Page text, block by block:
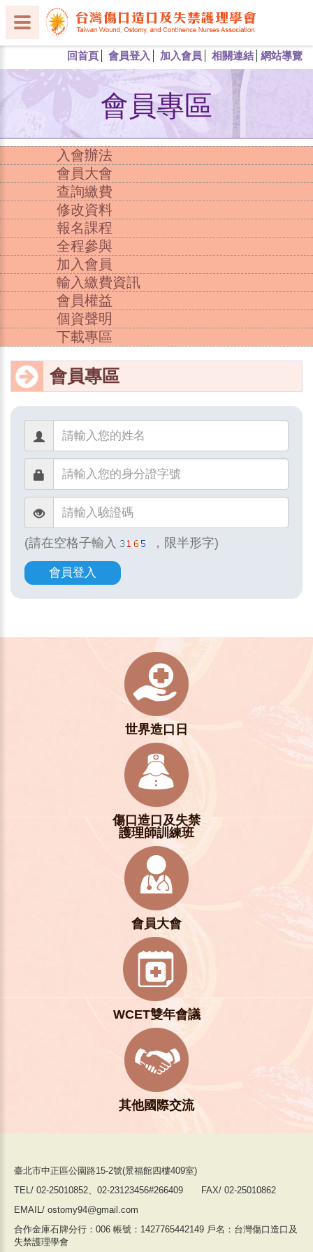
回首頁 會員登入 加入會員 相關連結 網站導覽
會員專區
入會辦法
會員大會
查詢繳費
修改資料
報名課程
全程參與
加入會員
輸入繳費資訊
會員權益
個資聲明
下載專區
會員專區
(請在空格子輸入 ，限半形字)
會員登入
世界造口日
傷口造口及失禁
護理師訓練班
會員大會
WCET雙年會議
其他國際交流
臺北市中正區公園路15-2號(景福館四樓409室)
TEL/ 02-25010852、02-23123456#266409 FAX/ 02-25010862
EMAIL/ ostomy94@gmail.com
合作金庫石牌分行：006 帳號：1427765442149 戶名：台灣傷口造口及
失禁護理學會